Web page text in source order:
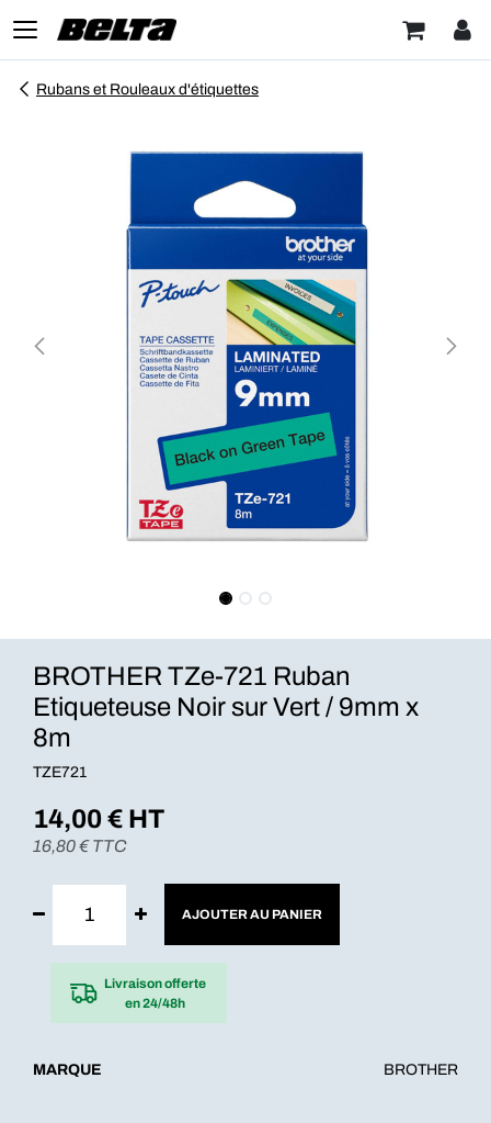
Rubans et Rouleaux d'étiquettes
BROTHER TZe-721 Ruban
Etiqueteuse Noir sur Vert / 9mm x
8m
TZE721
14,00€ HT
16,80€ TTC
AJOUTER AU PANIER
Livraison offerte
en 24/48h
MARQUE BROTHER